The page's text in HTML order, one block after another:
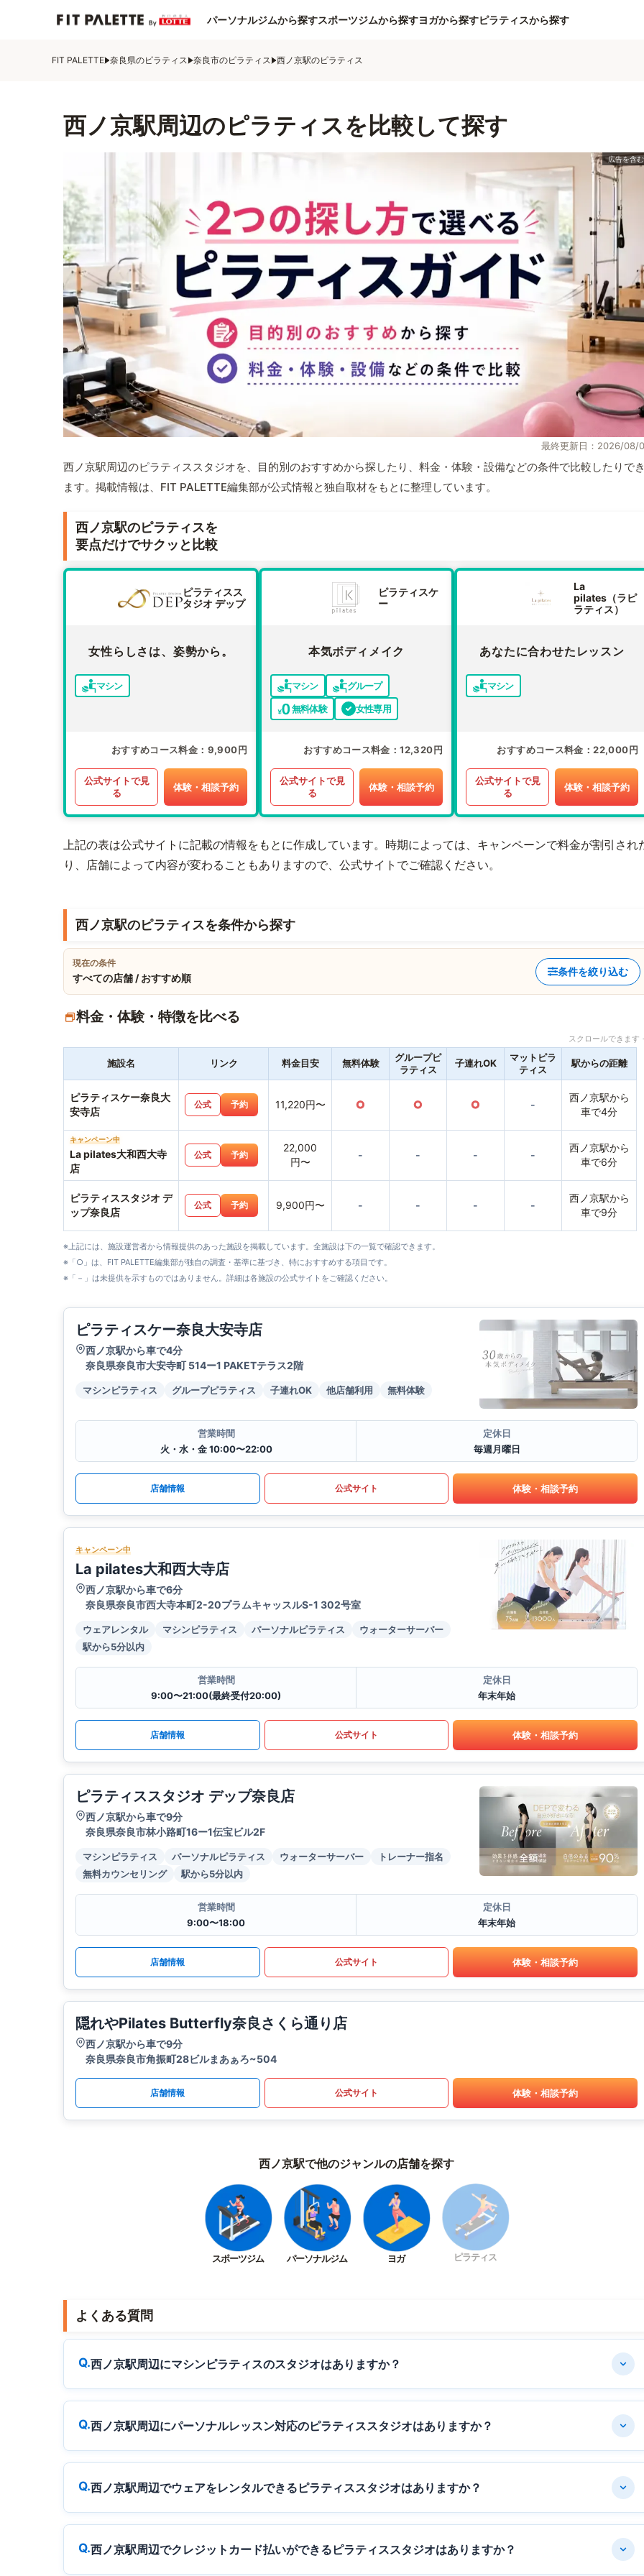
パーソナルジムから探すスポーツジムから探すヨガから探すピラティスから探す
FIT PALETTE 奈良県のピラティス 奈良市のピラティス 西ノ京駅のピラティス
西ノ京駅周辺のピラティスを比較して探す
最終更新日：2026/08/
西ノ京駅周辺のピラティススタジオを、目的別のおすすめから探したり、料金・体験・設備などの条件で比較したりで
ます。掲載情報は、FIT PALETTE編集部が公式情報と独自取材をもとに整理しています。
西ノ京駅のピラティスを
要点だけでサクッと比較
ピラティスス
タジオ デップ
女性らしさは、姿勢から。
マシン
おすすめコース料金 9,900円
公式サイトで見
る
体験・相談予約
ピラティスケ
ー
本気ボディメイク
マシン
グループ
無料体験
女性専用
おすすめコース料金 12,320円
公式サイトで見
る
体験・相談予約
La
pilates（ラピ
ラティス）
あなたに合わせたレッスン
マシン
おすすめコース料金 22,000円
公式サイトで見
る
体験・相談予約
上記の表は公式サイトに記載の情報をもとに作成しています。時期によっては、キャンペーンで料金が割引され
り、店舗によって内容が変わることもありますので、公式サイトでご確認ください。
西ノ京駅のピラティスを条件から探す
現在の条件
すべての店舗 / おすすめ順
条件を絞り込む
料金・体験・特徴を比べる
スクロールできま
施設名 リンク 料金目安 無料体験
グループピ
ラティス
子連れOK
マットピラ
ティス
駅からの距離
ピラティスケー奈良大
安寺店
公式 予約 11,220円〜 ○ ○ ○ -
西ノ京駅から
車で4分
キャンペーン中
La pilates大和西大寺
店
公式 予約
22,000
円〜
- - - -
西ノ京駅から
車で6分
ピラティススタジオ デ
ップ奈良店
公式 予約 9,900円〜 - - - -
西ノ京駅から
車で9分
※上記には、施設運営者から情報提供のあった施設を掲載しています。全施設は下の一覧で確認できます。
※「○」は、FIT PALETTE編集部が独自の調査・基準に基づき、特におすすめする項目です。
※「－」は未提供を示すものではありません。詳細は各施設の公式サイトをご確認ください。
ピラティスケー奈良大安寺店
西ノ京駅から車で4分
奈良県奈良市大安寺町 514ー1 PAKETテラス2階
マシンピラティス グループピラティス 子連れOK 他店舗利用 無料体験
営業時間
火・水・金 10:00〜22:00
定休日
毎週月曜日
店舗情報 公式サイト 体験・相談予約
キャンペーン中
La pilates大和西大寺店
西ノ京駅から車で6分
奈良県奈良市西大寺本町2-20プラムキャッスルS-1 302号室
ウェアレンタル マシンピラティス パーソナルピラティス
ウォーターサーバー
駅から5分以内
営業時間
9:00〜21:00(最終受付20:00)
定休日
年末年始
店舗情報 公式サイト 体験・相談予約
ピラティススタジオ デップ奈良店
西ノ京駅から車で9分
奈良県奈良市林小路町16ー1伝宝ビル2F
マシンピラティス パーソナルピラティス ウォーターサーバー
トレーナー指名
無料カウンセリング
駅から5分以内
営業時間
9:00〜18:00
定休日
年末年始
店舗情報 公式サイト 体験・相談予約
隠れやPilates Butterfly奈良さくら通り店
西ノ京駅から車で9分
奈良県奈良市角振町28ビルまあぁろ~504
店舗情報 公式サイト 体験・相談予約
西ノ京駅で他のジャンルの店舗を探す
スポーツジム パーソナルジム ヨガ ピラティス
よくある質問
西ノ京駅周辺にマシンピラティスのスタジオはありますか？
西ノ京駅周辺にパーソナルレッスン対応のピラティススタジオはありますか？
西ノ京駅周辺でウェアをレンタルできるピラティススタジオはありますか？
西ノ京駅周辺でクレジットカード払いができるピラティススタジオはありますか？